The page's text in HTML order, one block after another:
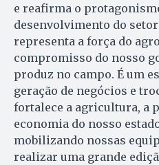
e reafirma o
desenvolvimento do
representa a força do
compromisso do nosso
produz no campo. É um
geração de negócios e
fortalece a agricultura, a
economia do nosso
mobilizando nossas
realizar uma grande